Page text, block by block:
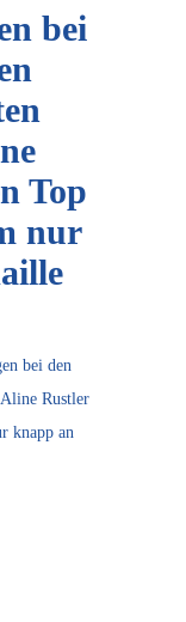
bei
Top
nur
bei den
Rustler
knapp an